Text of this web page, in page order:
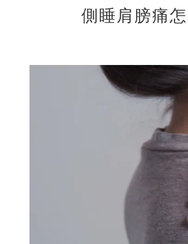
側睡肩膀痛